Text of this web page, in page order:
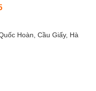
Hoàn, Cầu Giấy, Hà